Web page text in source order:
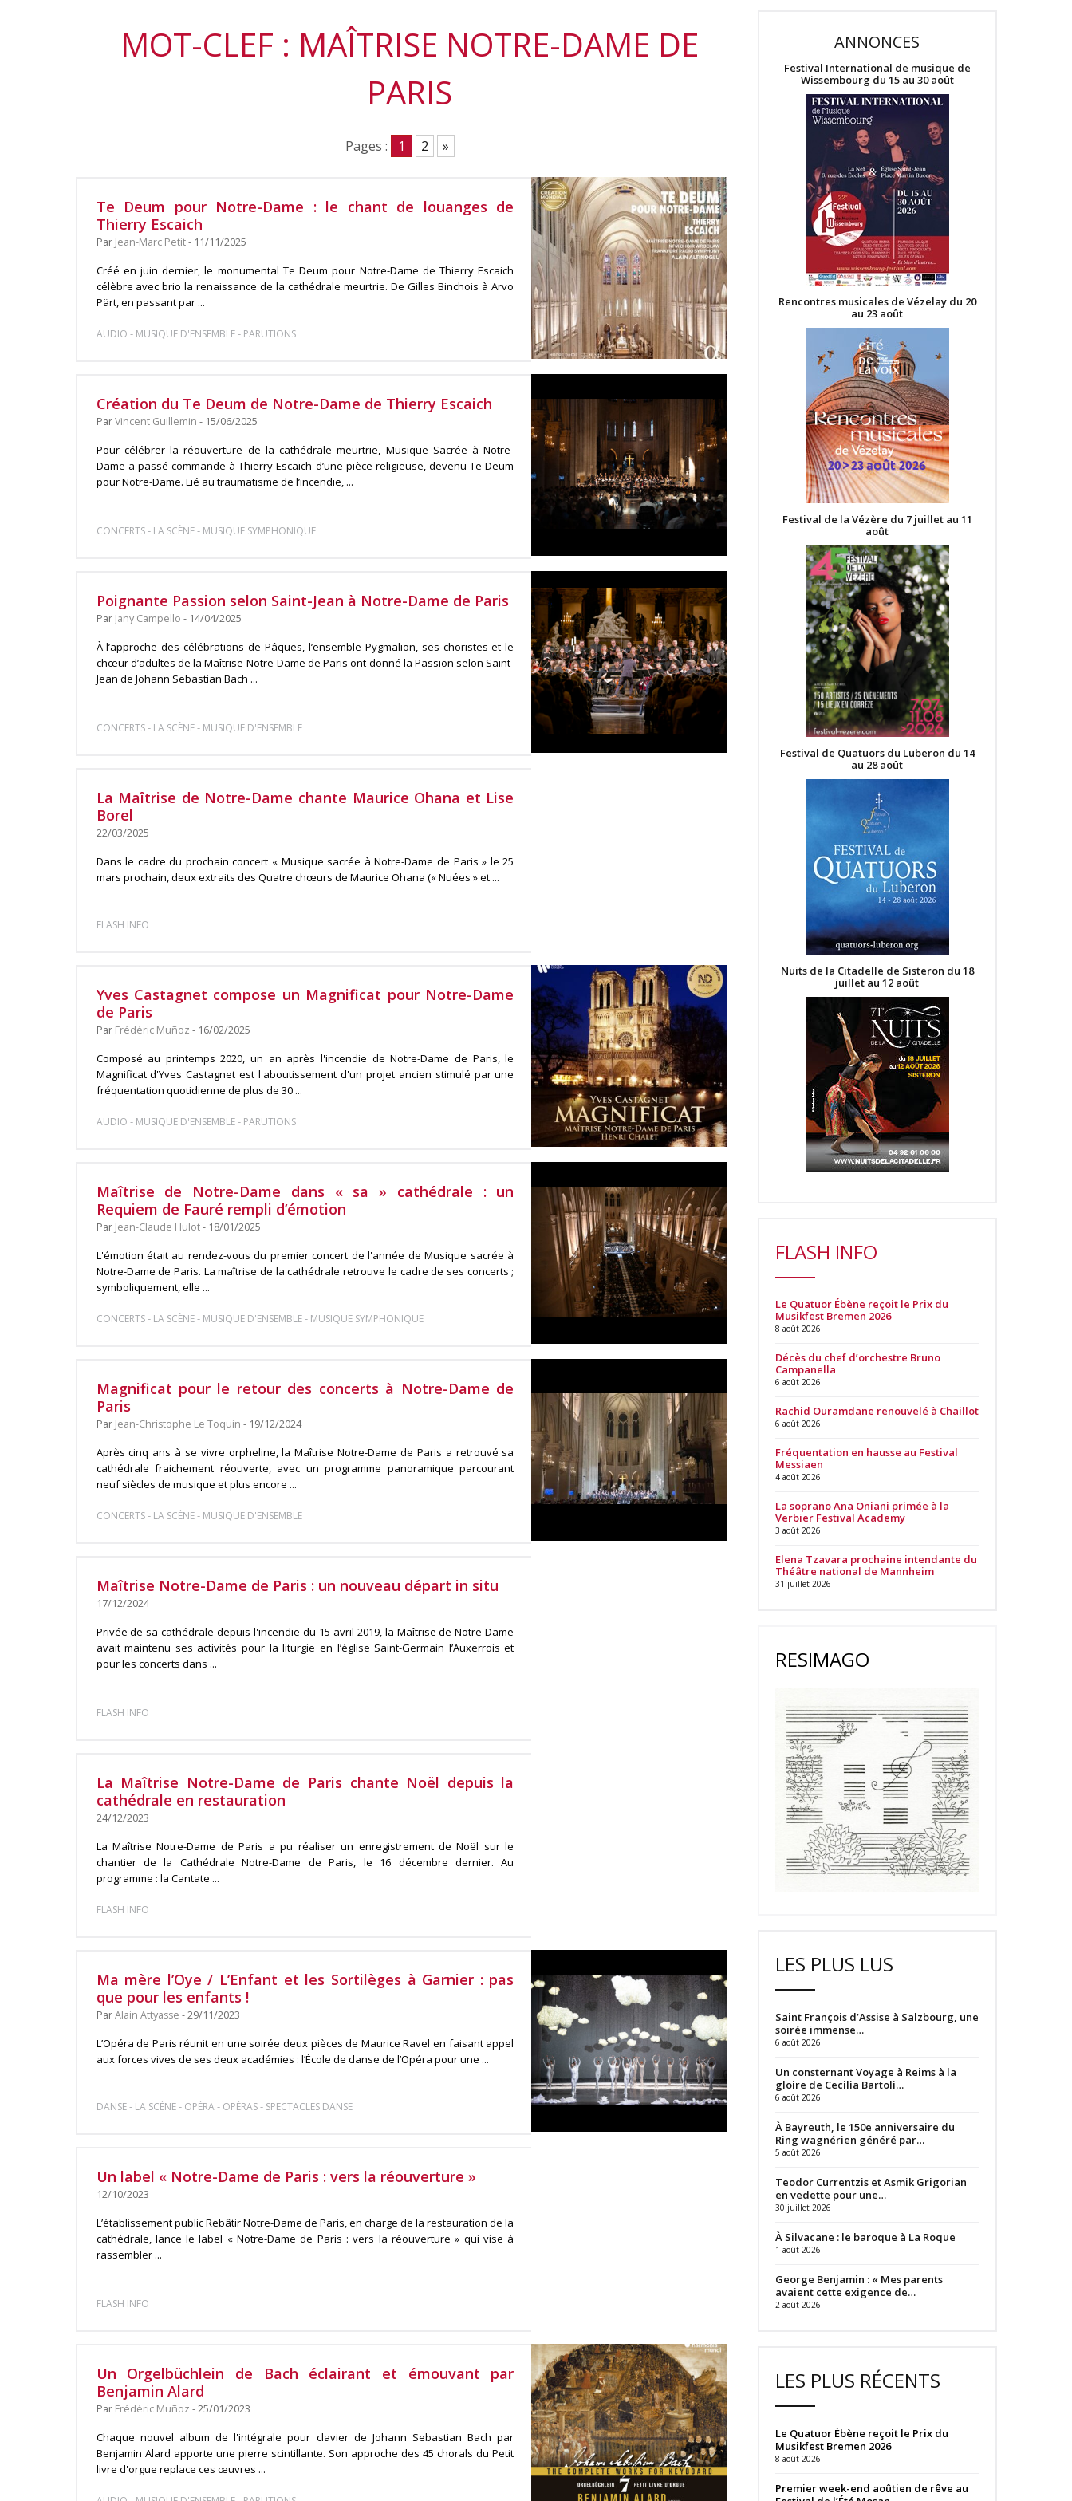
MOT-CLEF : MAÎTRISE NOTRE-DAME DE
PARIS
Pages : 1 2 »
Te Deum pour Notre-Dame : le chant de louanges de
Thierry Escaich
Par Jean-Marc Petit- 11/11/2025
Créé en juin dernier, le monumental Te Deum pour Notre-Dame de Thierry Escaich
célèbre avec brio la renaissance de la cathédrale meurtrie. De Gilles Binchois à Arvo
Pärt, en passant par ...
AUDIO - MUSIQUE D'ENSEMBLE- PARUTIONS
Création du Te Deum de Notre-Dame de Thierry Escaich
ParVincent Guillemin - 15/06/2025
Pour célébrer la réouverture de la cathédrale meurtrie, Musique Sacrée à Notre-
Dame a passé commande à Thierry Escaich d’une pièce religieuse, devenu Te Deum
pour Notre-Dame. Lié au traumatisme de l’incendie, ...
CONCERTS- LA SCÈNE- MUSIQUE SYMPHONIQUE
Poignante Passion selon Saint-Jean à Notre-Dame de Paris
Par Jany Campello - 14/04/2025
À l’approche des célébrations de Pâques, l’ensemble Pygmalion, ses choristes et le
chœur d’adultes de la Maîtrise Notre-Dame de Paris ont donné la Passion selon Saint-
Jean de Johann Sebastian Bach ...
CONCERTS- LA SCÈNE- MUSIQUE D'ENSEMBLE
La Maîtrise de Notre-Dame chante Maurice Ohana et Lise
Borel
22/03/2025
Dans le cadre du prochain concert « Musique sacrée à Notre-Dame de Paris » le 25
mars prochain, deux extraits des Quatre chœurs de Maurice Ohana (« Nuées » et ...
FLASH INFO
Yves Castagnet compose un Magnificat pour Notre-Dame
de Paris
Par Frédéric Muñoz - 16/02/2025
Composé au printemps 2020, un an après l'incendie de Notre-Dame de Paris, le
Magnificat d'Yves Castagnet est l'aboutissement d'un projet ancien stimulé par une
fréquentation quotidienne de plus de 30 ...
AUDIO - MUSIQUE D'ENSEMBLE- PARUTIONS
Maîtrise de Notre-Dame dans « sa » cathédrale : un
Requiem de Fauré rempli d’émotion
Par Jean-Claude Hulot- 18/01/2025
L'émotion était au rendez-vous du premier concert de l'année de Musique sacrée à
Notre-Dame de Paris. La maîtrise de la cathédrale retrouve le cadre de ses concerts ;
symboliquement, elle ...
CONCERTS- LA SCÈNE- MUSIQUE D'ENSEMBLE- MUSIQUE SYMPHONIQUE
Magnificat pour le retour des concerts à Notre-Dame de
Paris
Par Jean-Christophe Le Toquin - 19/12/2024
Après cinq ans à se vivre orpheline, la Maîtrise Notre-Dame de Paris a retrouvé sa
cathédrale fraichement réouverte, avec un programme panoramique parcourant
neuf siècles de musique et plus encore ...
CONCERTS- LA SCÈNE- MUSIQUE D'ENSEMBLE
Maîtrise Notre-Dame de Paris : un nouveau départ in situ
17/12/2024
Privée de sa cathédrale depuis l'incendie du 15 avril 2019, la Maîtrise de Notre-Dame
avait maintenu ses activités pour la liturgie en l’église Saint-Germain l’Auxerrois et
pour les concerts dans ...
FLASH INFO
La Maîtrise Notre-Dame de Paris chante Noël depuis la
cathédrale en restauration
24/12/2023
La Maîtrise Notre-Dame de Paris a pu réaliser un enregistrement de Noël sur le
chantier de la Cathédrale Notre-Dame de Paris, le 16 décembre dernier. Au
programme : la Cantate ...
FLASH INFO
Ma mère l’Oye / L’Enfant et les Sortilèges à Garnier : pas
que pour les enfants !
ParAlain Attyasse - 29/11/2023
L’Opéra de Paris réunit en une soirée deux pièces de Maurice Ravel en faisant appel
aux forces vives de ses deux académies : l’École de danse de l’Opéra pour une ...
DANSE- LA SCÈNE- OPÉRA- OPÉRAS- SPECTACLES DANSE
Un label « Notre-Dame de Paris : vers la réouverture »
12/10/2023
L’établissement public Rebâtir Notre-Dame de Paris, en charge de la restauration de la
cathédrale, lance le label « Notre-Dame de Paris : vers la réouverture » qui vise à
rassembler ...
FLASH INFO
Un Orgelbüchlein de Bach éclairant et émouvant par
Benjamin Alard
Par Frédéric Muñoz - 25/01/2023
Chaque nouvel album de l'intégrale pour clavier de Johann Sebastian Bach par
Benjamin Alard apporte une pierre scintillante. Son approche des 45 chorals du Petit
livre d'orgue replace ces œuvres ...
ANNONCES
Festival International de musique de
Wissembourg du 15 au 30 août
Rencontres musicales de Vézelay du 20
au 23 août
Festival de la Vézère du 7 juillet au 11
août
Festival de Quatuors du Luberon du 14
au 28 août
Nuits de la Citadelle de Sisteron du 18
juillet au 12 août
FLASH INFO
Le Quatuor Ébène reçoit le Prix du
Musikfest Bremen 2026
8 août 2026
Décès du chef d’orchestre Bruno
Campanella
6 août 2026
Rachid Ouramdane renouvelé à Chaillot
6 août 2026
Fréquentation en hausse au Festival
Messiaen
4 août 2026
La soprano Ana Oniani primée à la
Verbier Festival Academy
3 août 2026
Elena Tzavara prochaine intendante du
Théâtre national de Mannheim
31 juillet 2026
RESIMAGO
LES PLUS LUS
Saint François d’Assise à Salzbourg, une
soirée immense…
6 août 2026
Un consternant Voyage à Reims à la
gloire de Cecilia Bartoli…
6 août 2026
À Bayreuth, le 150e anniversaire du
Ring wagnérien généré par…
5 août 2026
Teodor Currentzis et Asmik Grigorian
en vedette pour une…
30 juillet 2026
À Silvacane : le baroque à La Roque
1 août 2026
George Benjamin : « Mes parents
avaient cette exigence de…
2 août 2026
LES PLUS RÉCENTS
Le Quatuor Ébène reçoit le Prix du
Musikfest Bremen 2026
8 août 2026
Premier week-end aoûtien de rêve au